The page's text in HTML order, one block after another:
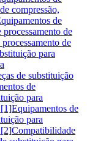
compressão,
de
processamento de
de
para
de substituição
de
para
[1]Equipamentos de
para
[2]Compatibilidade